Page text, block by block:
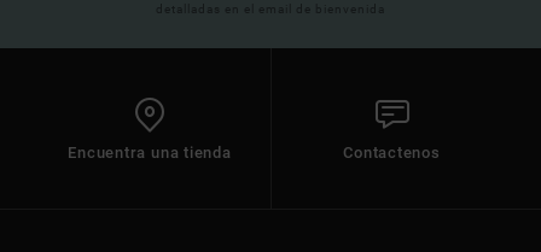
detalladas en el email de bienvenida
Encuentra una tienda Contactenos